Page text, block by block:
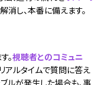
消し、本番に備えます。
。視聴者とのコミュニ
アルタイムで質問に答え
ルが発生した場合も、事